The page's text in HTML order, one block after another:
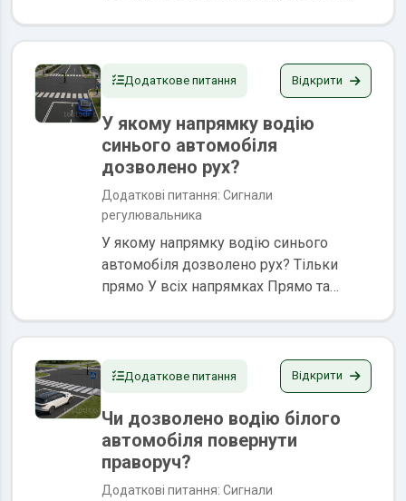
вимогами дорожніх знаків і є...
Додаткове питання Відкрити
У якому напрямку водію
синього автомобіля
дозволено рух?
Додаткові питання: Сигнали
регулювальника
У якому напрямку водію синього
автомобіля дозволено рух? Тільки
прямо У всіх напрямках Прямо та
знаків і є обов’язковими...
Додаткове питання Відкрити
Чи дозволено водію білого
автомобіля повернути
праворуч?
Додаткові питання: Сигнали